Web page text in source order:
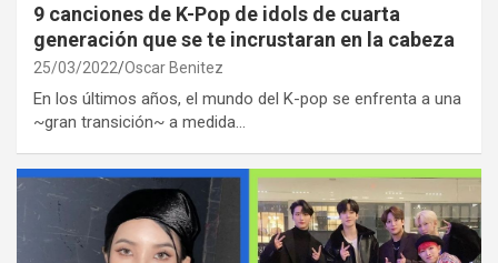
9 canciones de K-Pop de idols de cuarta
generación que se te incrustaran en la cabeza
25/03/2022 Oscar Benitez
En los últimos años, el mundo del K-pop se enfrenta a una
~gran transición~ a medida…